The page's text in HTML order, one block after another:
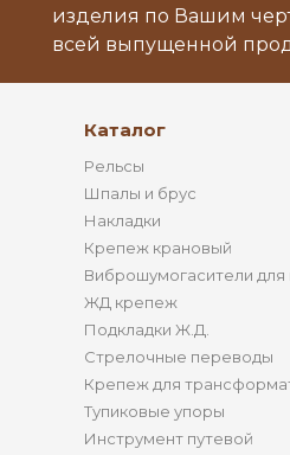
изделия по Вашим
всей выпущенной
Каталог
Рельсы
Шпалы и брус
Накладки
Крепеж крановый
Виброшумогасители для
ЖД крепеж
Подкладки Ж.Д.
Стрелочные переводы
Крепеж для
Тупиковые упоры
Инструмент путевой